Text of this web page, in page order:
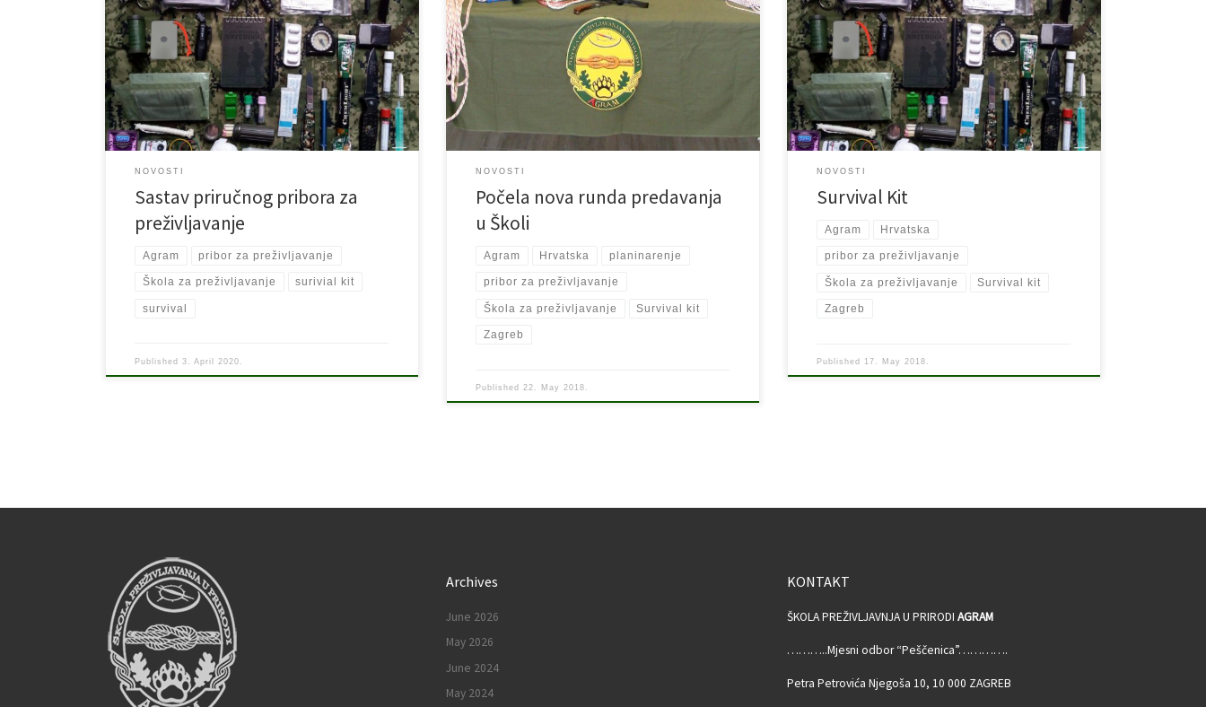
Priručni pribor za preživljavanje (Personal Survival Kit)
nosi se u torbici ili kutiji koja je pričvršćena za Vaše
tijelo, opasač, remen ili u džepu cargo hlača, u slučaju
da ostanemo bez ruksaka i dalje imamo uz sebe sve
potrebno za preživljavanje u slijedeća 24 sata. Sve što
nosimo sa sobom […]
NOVOSTI
Sastav priručnog pribora za
preživljavanje
Agram pribor za preživljavanje
Škola za preživljavanje surivial kit
survival
Published3. April 2020.
Škola preživljavanja u prirodi “AGRAM”. Učenje uz igru!
Danas su započela predavanja u Školi preživljavanja u
prirodi “AGRAM”. Tema prvog predavanja: Užad,
čvorovi i njihova primjena u praksi. Još ima slobodnih
mjesta u školi !!!
NOVOSTI
Počela nova runda predavanja
u Školi
Agram Hrvatska planinarenje
pribor za preživljavanje
Škola za preživljavanje Survival kit
Zagreb
Published22. May 2018.
Dobili smo tisuću pitanja tipa “Od čega se sastoji
Survival Kit ili ti Pribor za preživljavanje”? Naš odgovor
je uvijek: “Zavisi o svrsi, o potrebi, o prilikama te o
mjestu odlaska u kojem želimo preživjeti!” Svaki
Survival kit je po nečemu poseban. Najbolje je ne
kupovati nego slagati svoj, osobni […]
NOVOSTI
Survival Kit
Agram Hrvatska
pribor za preživljavanje
Škola za preživljavanje Survival kit
Zagreb
Published 17. May 2018.
Archives
June 2026
May 2026
June 2024
May 2024
KONTAKT
ŠKOLA PREŽIVLJAVNJA U PRIRODI AGRAM
………..Mjesni odbor “Peščenica”………….
Petra Petrovića Njegoša 10, 10 000 ZAGREB